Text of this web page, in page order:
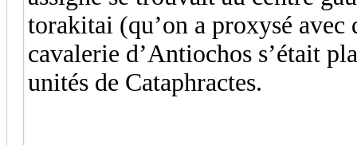
torakitai (qu’on a proxysé
cavalerie d’Antiochos s’était
unités de Cataphractes.